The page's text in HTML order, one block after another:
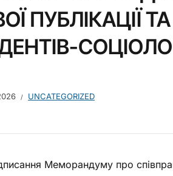
ПУБЛІКАЦІЇ
UNCATEGORIZED
Меморандуму про